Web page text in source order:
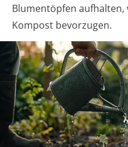
Blumentöpfen
Kompost bevorzugen.